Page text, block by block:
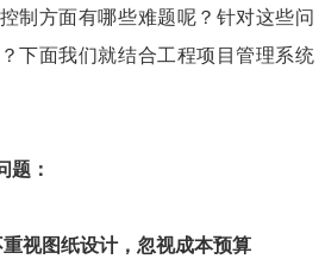
制方面有哪些难题呢？针对这些问
下面我们就结合工程项目管理系统
题：
视图纸设计，忽视成本预算